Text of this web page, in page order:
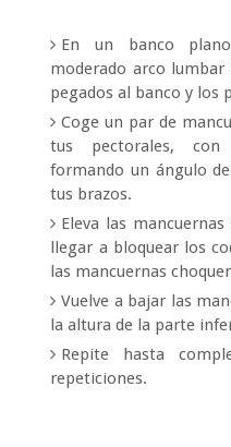
En un banco
moderado arco lumbar
pegados al banco y los
Coge un par de
tus pectorales, con
formando un ángulo
tus brazos.
Eleva las
llegar a bloquear los
las mancuernas
Vuelve a bajar las
la altura de la parte
Repite hasta
repeticiones.